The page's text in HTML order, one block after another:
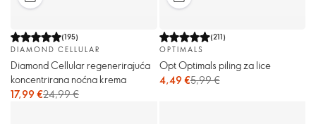
(195)
DIAMOND CELLULAR
Diamond Cellular regenerirajuća
koncentrirana noćna krema
17,99 €24,99 €
(211)
OPTIMALS
Opt Optimals piling za lice
4,49 €5,99 €